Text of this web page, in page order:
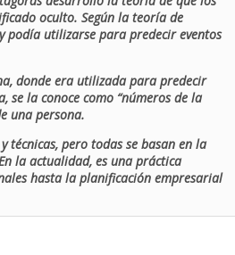
oculto. Según la teoría de
podía utilizarse para predecir eventos
donde era utilizada para predecir
la conoce como “números de la
una persona.
técnicas, pero todas se basan en la
la actualidad, es una práctica
hasta la planificación empresarial